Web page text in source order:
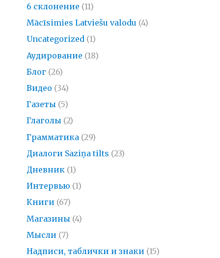
6 склонение (11)
Mācīsimies Latviešu valodu (4)
Uncategorized (1)
Аудирование (18)
Блог (26)
Видео (34)
Газеты (5)
Глаголы (2)
Грамматика (29)
Диалоги Saziņa tilts (23)
Дневник (1)
Интервью (1)
Книги (67)
Магазины (4)
Мысли (7)
Надписи, таблички и знаки (15)